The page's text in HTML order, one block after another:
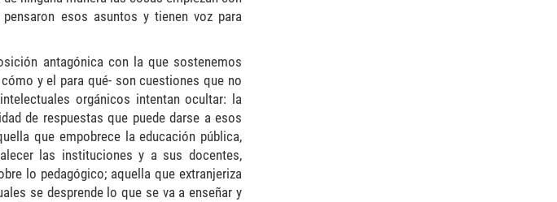
esos asuntos y tienen voz para
antagónica con la que sostenemos
y el para qué- son cuestiones que no
orgánicos intentan ocultar: la
de respuestas que puede darse a esos
que empobrece la educación pública,
las instituciones y a sus docentes,
lo pedagógico; aquella que extranjeriza
se desprende lo que se va a enseñar y